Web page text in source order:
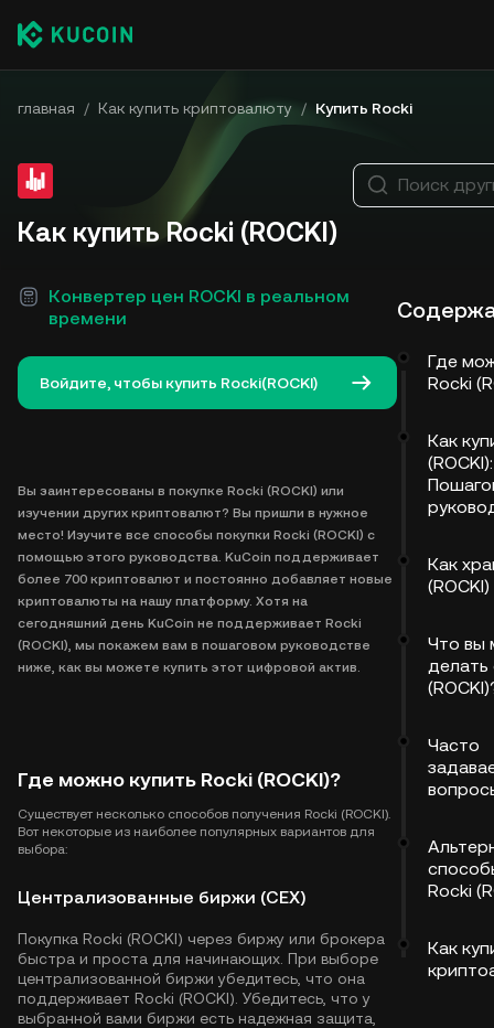
главная / Как купить криптовалюту / Купить Rocki
Как купить Rocki (ROCKI)
Конвертер цен ROCKI в реальном
времени
Войдите, чтобы купить Rocki(ROCKI)
Вы заинтересованы в покупке Rocki (ROCKI) или
изучении других криптовалют? Вы пришли в нужное
место! Изучите все способы покупки Rocki (ROCKI) с
помощью этого руководства. KuCoin поддерживает
более 700 криптовалют и постоянно добавляет новые
криптовалюты на нашу платформу. Хотя на
сегодняшний день KuCoin не поддерживает Rocki
(ROCKI), мы покажем вам в пошаговом руководстве
ниже, как вы можете купить этот цифровой актив.
Где можно купить Rocki (ROCKI)?
Существует несколько способов получения Rocki (ROCKI).
Вот некоторые из наиболее популярных вариантов для
выбора:
Централизованные биржи (CEX)
Покупка Rocki (ROCKI) через биржу или брокера
быстра и проста для начинающих. При выборе
централизованной биржи убедитесь, что она
поддерживает Rocki (ROCKI). Убедитесь, что у
выбранной вами биржи есть надежная защита,
Поиск
Где
Rocki
Как
(ROCKI):
Как
(ROCKI)
Что вы
делать
Часто
Rocki
Как